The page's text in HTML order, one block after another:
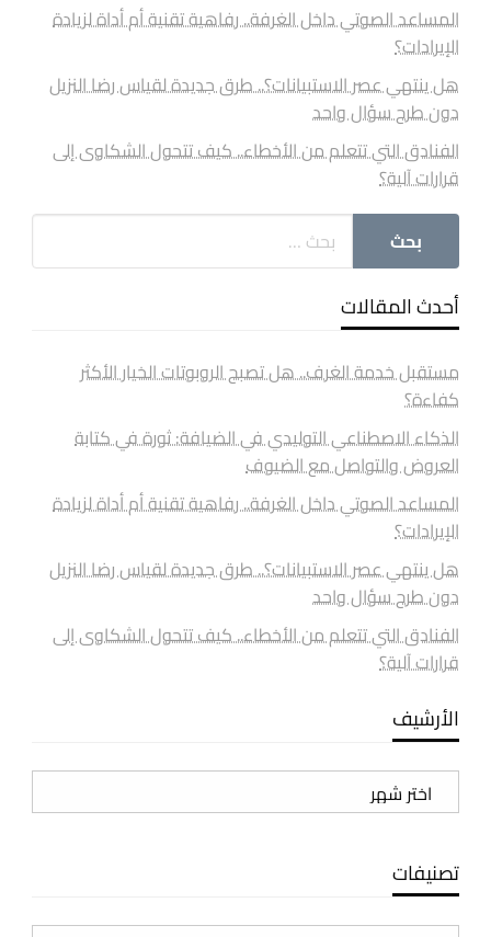
المساعد الصوتي داخل الغرفة.. رفاهية تقنية أم أداة لزيادة
الإيرادات؟
هل ينتهي عصر الاستبيانات؟.. طرق جديدة لقياس رضا النزيل
دون طرح سؤال واحد
الفنادق التي تتعلم من الأخطاء.. كيف تتحول الشكاوى إلى
قرارات آلية؟
أحدث المقالات
مستقبل خدمة الغرف.. هل تصبح الروبوتات الخيار الأكثر
كفاءة؟
الذكاء الاصطناعي التوليدي في الضيافة: ثورة في كتابة
العروض والتواصل مع الضيوف
المساعد الصوتي داخل الغرفة.. رفاهية تقنية أم أداة لزيادة
الإيرادات؟
هل ينتهي عصر الاستبيانات؟.. طرق جديدة لقياس رضا النزيل
دون طرح سؤال واحد
الفنادق التي تتعلم من الأخطاء.. كيف تتحول الشكاوى إلى
قرارات آلية؟
الأرشيف
الأرشيف
تصنيفات